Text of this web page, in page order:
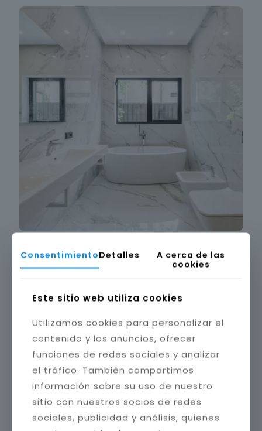
ConsentimientoDetalles
A cerca de las
cookies
Este sitio web utiliza cookies
Utilizamos cookies para personalizar el
contenido y los anuncios, ofrecer
funciones de redes sociales y analizar
el tráfico. También compartimos
información sobre su uso de nuestro
sitio con nuestros socios de redes
sociales, publicidad y análisis, quienes